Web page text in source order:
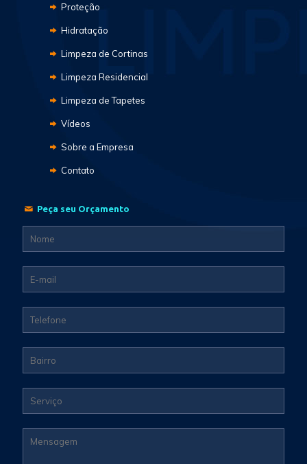
Proteção
Hidratação
Limpeza de Cortinas
Limpeza Residencial
Limpeza de Tapetes
Vídeos
Sobre a Empresa
Contato
Peça seu Orçamento